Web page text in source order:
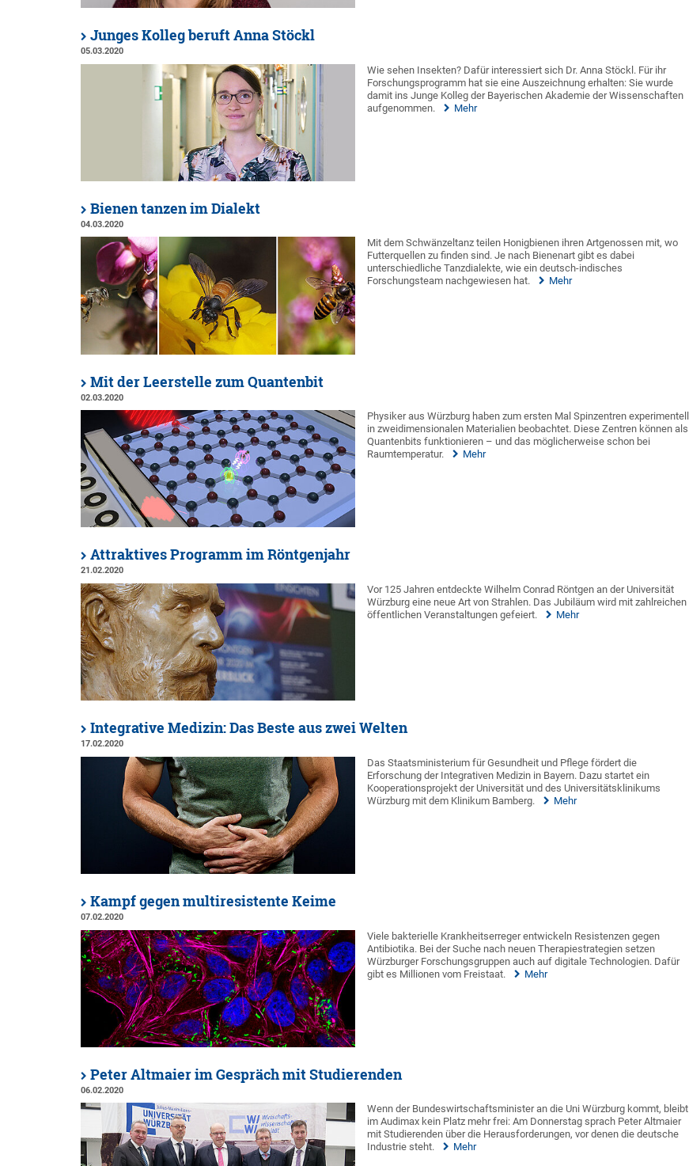
Junges Kolleg beruft Anna Stöckl
05.03.2020
Wie sehen Insekten? Dafür interessiert sich Dr. Anna Stöckl. Für ihr
Forschungsprogramm hat sie eine Auszeichnung erhalten: Sie wurde
damit ins Junge Kolleg der Bayerischen Akademie der Wissenschaften
aufgenommen.
Mehr
Bienen tanzen im Dialekt
04.03.2020
Mit dem Schwänzeltanz teilen Honigbienen ihren Artgenossen mit, wo
Futterquellen zu finden sind. Je nach Bienenart gibt es dabei
unterschiedliche Tanzdialekte, wie ein deutsch-indisches
Forschungsteam nachgewiesen hat.
Mehr
Mit der Leerstelle zum Quantenbit
02.03.2020
Physiker aus Würzburg haben zum ersten Mal Spinzentren experimentell
in zweidimensionalen Materialien beobachtet. Diese Zentren können als
Quantenbits funktionieren – und das möglicherweise schon bei
Raumtemperatur.
Mehr
Attraktives Programm im Röntgenjahr
21.02.2020
Vor 125 Jahren entdeckte Wilhelm Conrad Röntgen an der Universität
Würzburg eine neue Art von Strahlen. Das Jubiläum wird mit zahlreichen
öffentlichen Veranstaltungen gefeiert.
Mehr
Integrative Medizin: Das Beste aus zwei Welten
17.02.2020
Das Staatsministerium für Gesundheit und Pflege fördert die
Erforschung der Integrativen Medizin in Bayern. Dazu startet ein
Kooperationsprojekt der Universität und des Universitätsklinikums
Würzburg mit dem Klinikum Bamberg.
Mehr
Kampf gegen multiresistente Keime
07.02.2020
Viele bakterielle Krankheitserreger entwickeln Resistenzen gegen
Antibiotika. Bei der Suche nach neuen Therapiestrategien setzen
Würzburger Forschungsgruppen auch auf digitale Technologien. Dafür
gibt es Millionen vom Freistaat.
Mehr
Peter Altmaier im Gespräch mit Studierenden
06.02.2020
Wenn der Bundeswirtschaftsminister an die Uni Würzburg kommt, bleibt
im Audimax kein Platz mehr frei: Am Donnerstag sprach Peter Altmaier
mit Studierenden über die Herausforderungen, vor denen die deutsche
Industrie steht.
Mehr